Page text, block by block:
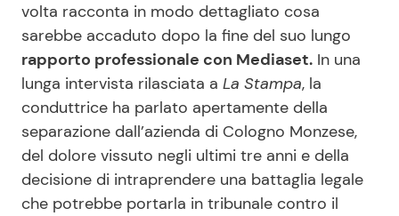
Mondo Mamma
News benessere
Salute
Viaggi e Turismo
Le Ricette in TV
Primi Piatti
Ricette Facili e Veloci
Ricette Feste
volta racconta in modo dettagliato cosa
sarebbe accaduto dopo la fine del suo lungo
rapporto professionale con Mediaset. In una
lunga intervista rilasciata a La Stampa, la
conduttrice ha parlato apertamente della
separazione dall’azienda di Cologno Monzese,
del dolore vissuto negli ultimi tre anni e della
decisione di intraprendere una battaglia legale
che potrebbe portarla in tribunale contro il